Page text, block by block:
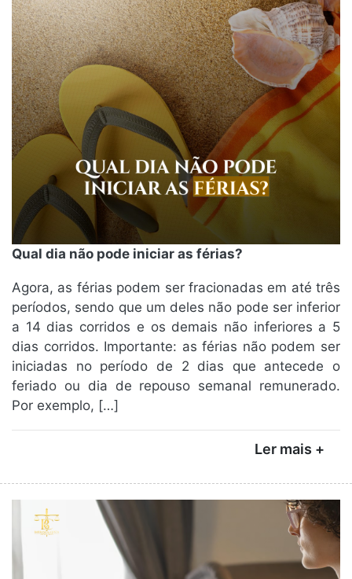
Qual dia não pode iniciar as férias?
Agora, as férias podem ser fracionadas em até três
períodos, sendo que um deles não pode ser inferior
a 14 dias corridos e os demais não inferiores a 5
dias corridos. Importante: as férias não podem ser
iniciadas no período de 2 dias que antecede o
feriado ou dia de repouso semanal remunerado.
Por exemplo, […]
Ler mais +